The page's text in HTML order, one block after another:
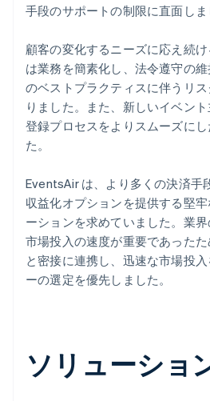
手段のサポートの制限に直面しま
顧客の変化するニーズに応え続
は業務を簡素化し、法令遵守の
のベストプラクティスに伴うリ
りました。また、新しいイベン
登録プロセスをよりスムーズに
た。
EventsAir は、より多くの決済手
収益化オプションを提供する堅
ーションを求めていました。業界
市場投入の速度が重要であった
と密接に連携し、迅速な市場投
ーの選定を優先しました。
ソリューショ